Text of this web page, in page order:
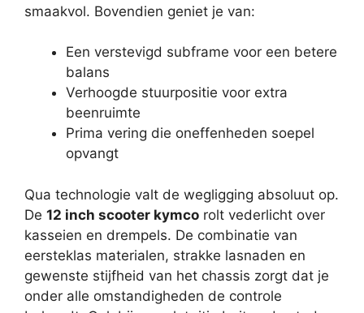
smaakvol. Bovendien geniet je van:
Een verstevigd subframe voor een betere
balans
Verhoogde stuurpositie voor extra
beenruimte
Prima vering die oneffenheden soepel
opvangt
Qua technologie valt de wegligging absoluut op.
De 12 inch scooter kymco rolt vederlicht over
kasseien en drempels. De combinatie van
eersteklas materialen, strakke lasnaden en
gewenste stijfheid van het chassis zorgt dat je
onder alle omstandigheden de controle